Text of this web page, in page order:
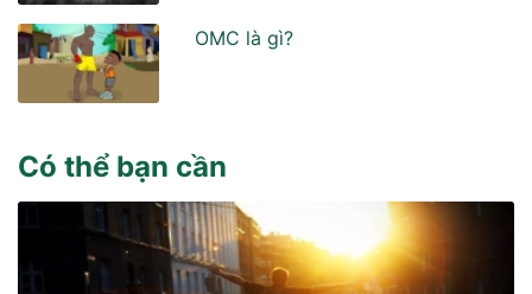
OMC là gì?
Có thể bạn cần